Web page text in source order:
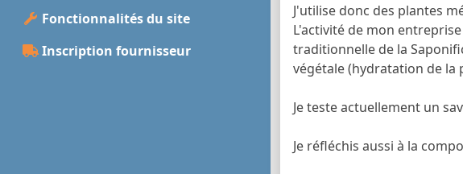
Fonctionnalités du site
Inscription fournisseur
J'utilise donc des plantes
L'activité de mon
traditionnelle de la
végétale (hydratation de la
Je teste actuellement un
Je réfléchis aussi à la